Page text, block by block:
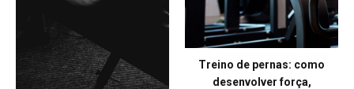
Treino de pernas: como
desenvolver força,